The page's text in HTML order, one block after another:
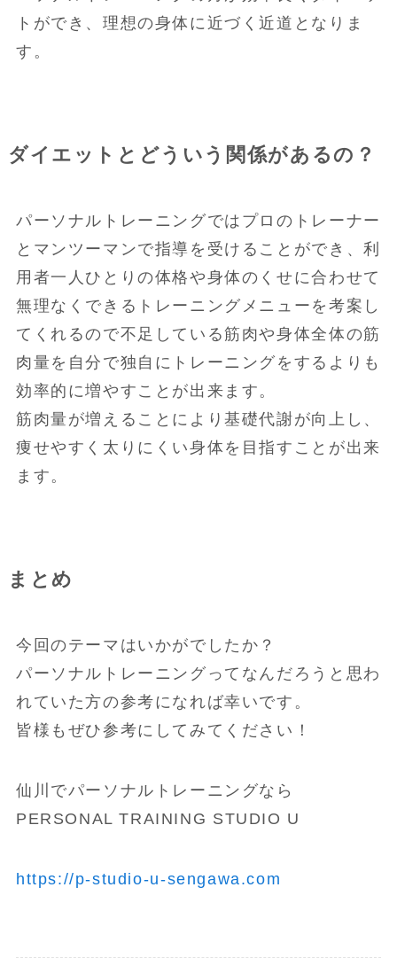
トができ、理想の身体に近づく近道となりま
す。
ダイエットとどういう関係があるの？
パーソナルトレーニングではプロのトレーナー
とマンツーマンで指導を受けることができ、利
用者一人ひとりの体格や身体のくせに合わせて
無理なくできるトレーニングメニューを考案し
てくれるので不足している筋肉や身体全体の筋
肉量を自分で独自にトレーニングをするよりも
効率的に増やすことが出来ます。
筋肉量が増えることにより基礎代謝が向上し、
痩せやすく太りにくい身体を目指すことが出来
ます。
まとめ
今回のテーマはいかがでしたか？
パーソナルトレーニングってなんだろうと思わ
れていた方の参考になれば幸いです。
皆様もぜひ参考にしてみてください！
仙川でパーソナルトレーニングなら
PERSONAL TRAINING STUDIO U
https://p-studio-u-sengawa.com